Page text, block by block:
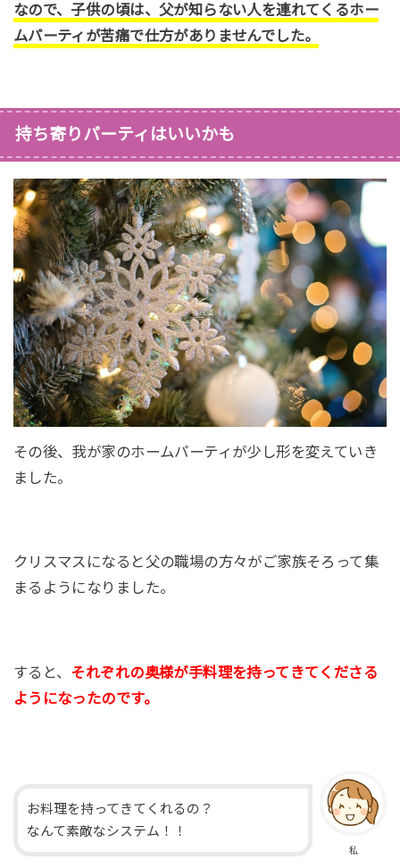
なので、子供の頃は、父が知らない人を連れてくるホー
ムパーティが苦痛で仕方がありませんでした。
持ち寄りパーティはいいかも
その後、我が家のホームパーティが少し形を変えていき
ました。
クリスマスになると父の職場の方々がご家族そろって集
まるようになりました。
すると、 それぞれの奥様が手料理を持ってきてくださる
ようになったのです。
私
お料理を持ってきてくれるの？
なんて素敵なシステム！！